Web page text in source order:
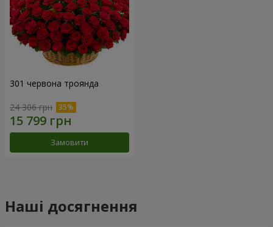
301 червона троянда
24 306 грн
Замовити
Наші досягнення